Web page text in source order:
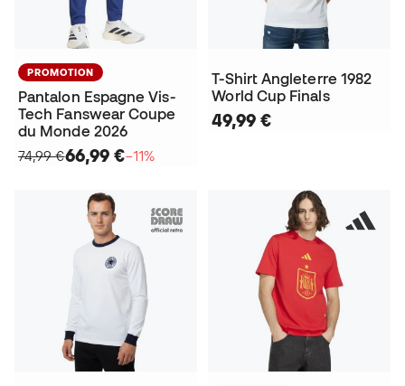
PROMOTION
Pantalon Espagne Vis-
Tech Fanswear Coupe
du Monde 2026
74,99 €66,99 €−11%
T-Shirt Angleterre 1982
World Cup Finals
49,99 €